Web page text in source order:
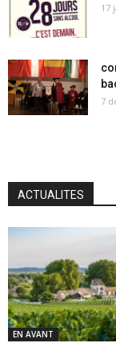
17
7
ACTUALITES
EN AVANT